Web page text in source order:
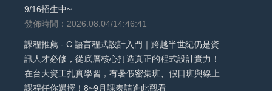
9/16招生中~
發佈時間：2026.08.04/14:46:41
課程推薦 - C 語言程式設計入門｜跨越半世紀仍是資
訊人才必修，從底層核心打造真正的程式設計實力！
在台大資工扎實學習，有暑假密集班、假日班與線上
課程任你選擇！8~9月課表請進此觀看